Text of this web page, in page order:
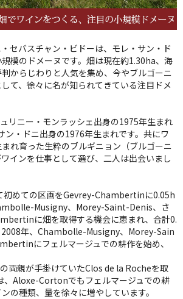
セバスチャン・ビドーは、モレ・サン・ド
模のドメーヌです。畑は現在約1.30ha、海
からじわりと人気を集め、今やブルゴーニ
て、徐々に名が知られてきている注目ドメ
リニー・モンラッシェ出身の1975年生まれ
ン・ドニ出身の1976年生まれです。共にワ
れ育った生粋のブルギニョン（ブルゴーニ
インを仕事として選び、二人は出会いまし
初めての区画をGevrey-Chambertinに0.05h
Musigny、Morey-Saint-Denis、さ
に畑を取得する機会に恵まれ、合計0.
2008年、Chambolle-Musigny、Morey-Sain
にフェルマージュでの耕作を始め、
両親が手掛けていたClos de la Rocheを取
、Aloxe-Cortonでもフェルマージュでの耕
の種類、量を徐々に増やしています。